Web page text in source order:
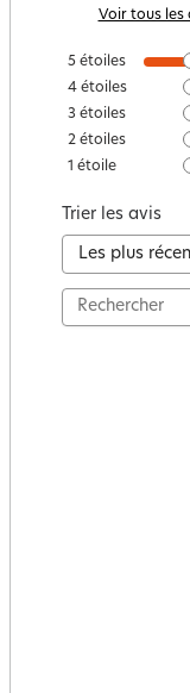
Voir tous les
5 étoiles
4 étoiles
3 étoiles
2 étoiles
1 étoile
Trier les avis